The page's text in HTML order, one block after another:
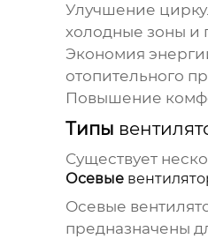
Улучшение
холодные зоны и
Экономия
отопительного
Повышение
Типы
Существует
Осевые
Осевые
предназначены